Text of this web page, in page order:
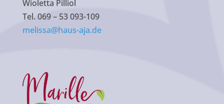
Wioletta Pilliol
Tel. 069 – 53 093-109
melissa@haus-aja.de